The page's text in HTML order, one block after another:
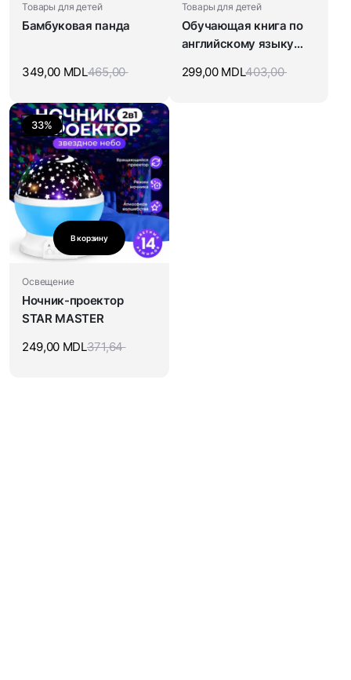
Товары для детей
Бамбуковая панда
465,00
349,00 MDL
Товары для детей
Обучающая книга по
английскому языку
403,00
299,00 MDL
33%
В корзину
Освещение
Ночник-проектор
STAR MASTER
371,64
249,00 MDL